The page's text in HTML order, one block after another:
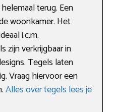
terug. Een
woonkamer. Het
i.c.m.
zijn verkrijgbaar in
Tegels laten
Vraag hiervoor een
Alles over tegels lees je